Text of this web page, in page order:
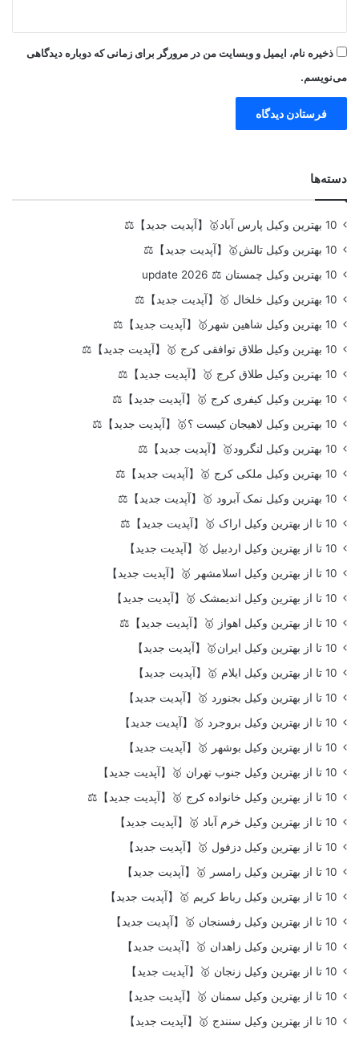
ذخیره نام، ایمیل و وبسایت من در مرورگر برای زمانی که دوباره دیدگاهی
می‌نویسم.
دسته‌ها
10 بهترین وکیل پارس آباد🥇【آپدیت جدید】⚖️
10 بهترین وکیل تالش🥇【آپدیت جدید】⚖️
10 بهترین وکیل چمستان ⚖️ update 2026
10 بهترین وکیل خلخال 🥇【آپدیت جدید】⚖️
10 بهترین وکیل شاهین شهر🥇【آپدیت جدید】⚖️
10 بهترین وکیل طلاق توافقی کرج 🥇【آپدیت جدید】⚖️
10 بهترین وکیل طلاق کرج 🥇【آپدیت جدید】⚖️
10 بهترین وکیل کیفری کرج 🥇【آپدیت جدید】⚖️
10 بهترین وکیل لاهیجان کیست ؟🥇【آپدیت جدید】⚖️
10 بهترین وکیل لنگرود🥇【آپدیت جدید】⚖️
10 بهترین وکیل ملکی کرج 🥇【آپدیت جدید】⚖️
10 بهترین وکیل نمک آبرود 🥇【آپدیت جدید】⚖️
10 تا از بهترین وکیل اراک 🥇【آپدیت جدید】⚖️
10 تا از بهترین وکیل اردبیل 🥇【آپدیت جدید】
10 تا از بهترین وکیل اسلامشهر 🥇【آپدیت جدید】
10 تا از بهترین وکیل اندیمشک 🥇【آپدیت جدید】
10 تا از بهترین وکیل اهواز 🥇【آپدیت جدید】⚖️
10 تا از بهترین وکیل ایران🥇【آپدیت جدید】
10 تا از بهترین وکیل ایلام 🥇【آپدیت جدید】
10 تا از بهترین وکیل بجنورد 🥇【آپدیت جدید】
10 تا از بهترین وکیل بروجرد 🥇【آپدیت جدید】
10 تا از بهترین وکیل بوشهر 🥇【آپدیت جدید】
10 تا از بهترین وکیل جنوب تهران 🥇【آپدیت جدید】
10 تا از بهترین وکیل خانواده کرج 🥇【آپدیت جدید】⚖️
10 تا از بهترین وکیل خرم آباد 🥇【آپدیت جدید】
10 تا از بهترین وکیل دزفول 🥇【آپدیت جدید】
10 تا از بهترین وکیل رامسر 🥇【آپدیت جدید】
10 تا از بهترین وکیل رباط کریم 🥇【آپدیت جدید】
10 تا از بهترین وکیل رفسنجان 🥇【آپدیت جدید】
10 تا از بهترین وکیل زاهدان 🥇【آپدیت جدید】
10 تا از بهترین وکیل زنجان 🥇【آپدیت جدید】
10 تا از بهترین وکیل سمنان 🥇【آپدیت جدید】
10 تا از بهترین وکیل سنندج 🥇【آپدیت جدید】